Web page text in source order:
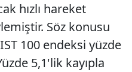
hızlı hareket
Söz konusu
100 endeksi yüzde
5,1'lik kayıpla